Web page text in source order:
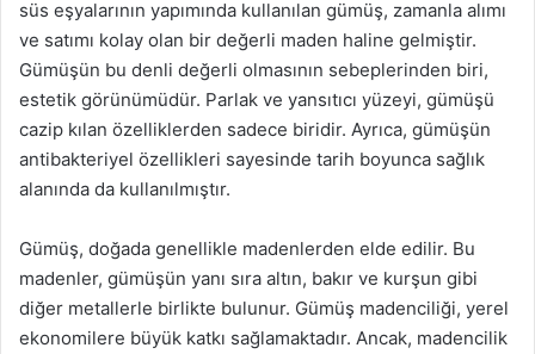
süs eşyalarının yapımında kullanılan gümüş, zamanla alımı
ve satımı kolay olan bir değerli maden haline gelmiştir.
Gümüşün bu denli değerli olmasının sebeplerinden biri,
estetik görünümüdür. Parlak ve yansıtıcı yüzeyi, gümüşü
cazip kılan özelliklerden sadece biridir. Ayrıca, gümüşün
antibakteriyel özellikleri sayesinde tarih boyunca sağlık
alanında da kullanılmıştır.
Gümüş, doğada genellikle madenlerden elde edilir. Bu
madenler, gümüşün yanı sıra altın, bakır ve kurşun gibi
diğer metallerle birlikte bulunur. Gümüş madenciliği, yerel
ekonomilere büyük katkı sağlamaktadır. Ancak, madencilik